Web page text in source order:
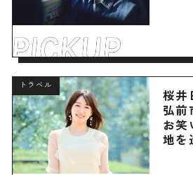
トラベル
桜井
弘前
お笑
地を